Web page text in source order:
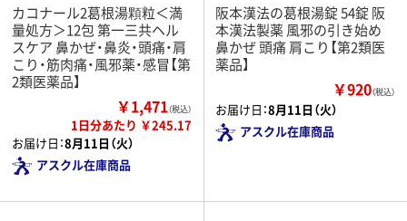
カコナール2葛根湯顆粒＜満
量処方＞12包 第一三共ヘル
スケア 鼻かぜ・鼻炎・頭痛・肩
こり・筋肉痛・風邪薬・感冒【第
2類医薬品】
￥1,471（税込）
1日分あたり ￥245.17
お届け日：8月11日（火）
アスクル在庫商品
阪本漢法の葛根湯錠 54錠 阪
本漢法製薬 風邪の引き始め
鼻かぜ 頭痛 肩こり【第2類医
薬品】
￥920（税込）
お届け日：8月11日（火）
アスクル在庫商品